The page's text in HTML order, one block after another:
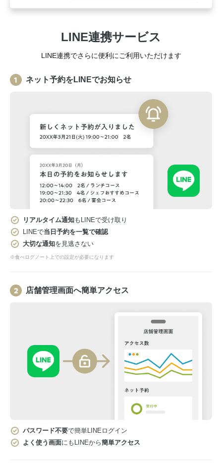
LINE連携サービス
LINE連携でさらに便利にご利用いただけます
ネット予約をLINEでお知らせ
リアルタイム通知もLINEで受け取り
LINEで当日予約を一覧で確認
大切な通知を見逃さない
※食べログノート上での設定が必要になります
店舗管理画面へ簡単アクセス
パスワード不要で簡単LINEログイン
よく使う画面にもLINEから簡単アクセス